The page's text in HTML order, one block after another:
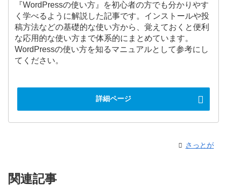
『WordPressの使い方』を初心者の方でも分かりやす
く学べるように解説した記事です。インストールや投
稿方法などの基礎的な使い方から、覚えておくと便利
な応用的な使い方まで体系的にまとめています。
WordPressの使い方を知るマニュアルとして参考にし
てください。
詳細ページ
さっとが
関連記事